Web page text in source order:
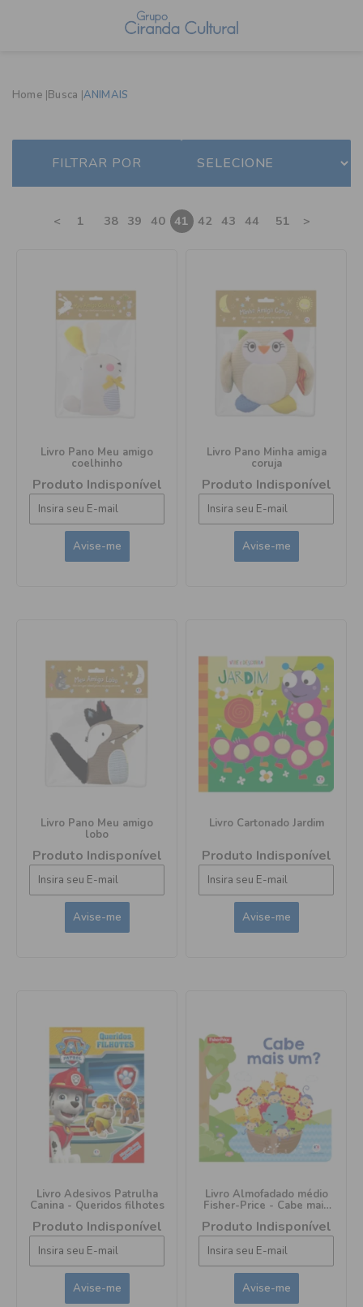
Home Busca ANIMAIS
FILTRAR POR
< 1 38 39 40 41 42 43 44 51 >
Livro Pano Meu amigo
coelhinho
Produto Indisponível
Livro Pano Minha amiga
coruja
Produto Indisponível
Livro Pano Meu amigo
lobo
Produto Indisponível
Livro Cartonado Jardim
Produto Indisponível
Livro Adesivos Patrulha
Canina - Queridos filhotes
Produto Indisponível
Livro Almofadado médio
Fisher-Price - Cabe mais
Produto Indisponível